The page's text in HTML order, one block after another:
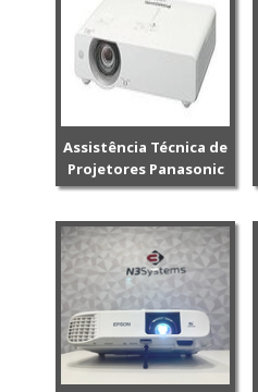
Assistência Técnica de
Projetores Panasonic